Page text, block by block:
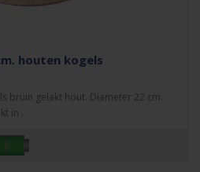
houten kogels
bruin gelakt hout. Diameter 22 cm.
in ..